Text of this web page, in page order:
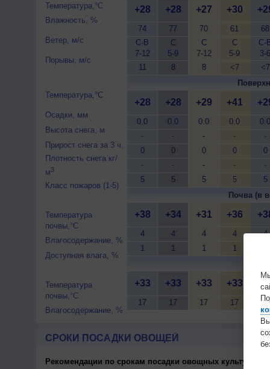
Температура,°C
Влажность, %
Ветер, м/с
Порывы, м/с
Температура,°C
Осадки, мм
Высота снега, м
Прирост снега за 3 ч.
Плотность снега кг/
м3
Класс пожаров (1-5)
Температура
почвы,°C
Влагосодержание, %
Доступная влага, %
Температура
почвы,°C
Влагосодержание, %
+28
74
С-В
7-12
11
+28
77
С
5-9
8
+27
70
С
7-12
8
+30
61
С
5-9
<7
68
С-
3-6
<7
+28
0.0
-
0
-
5
+28
0.0
-
0
-
5
+29
0.0
-
0
-
5
+41
0.0
-
0
-
5
0.0
-
0
-
5
Почва (в
+38
4
1
+34
4
1
+31
4
1
+36
4
1
4
+33
17
+33
17
+33
17
+33
17 17
СРОКИ ПОСАДКИ ОВОЩЕЙ
Рекомендации по срокам посадки овощных культур